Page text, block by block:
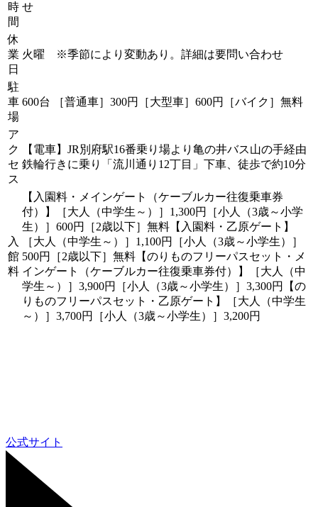
時
間
せ
休
業
日
火曜 ※季節により変動あり。詳細は要問い合わせ
駐
車
場
600台 ［普通車］300円［大型車］600円［バイク］無料
ア
ク
セ
ス
【電車】JR別府駅16番乗り場より亀の井バス山の手経由
鉄輪行きに乗り「流川通り12丁目」下車、徒歩で約10分
入
館
料
【入園料・メインゲート（ケーブルカー往復乗車券
付）】［大人（中学生～）］1,300円［小人（3歳～小学
生）］600円［2歳以下］無料【入園料・乙原ゲート】
［大人（中学生～）］1,100円［小人（3歳～小学生）］
500円［2歳以下］無料【のりものフリーパスセット・メ
インゲート（ケーブルカー往復乗車券付）】［大人（中
学生～）］3,900円［小人（3歳～小学生）］3,300円【の
りものフリーパスセット・乙原ゲート】［大人（中学生
～）］3,700円［小人（3歳～小学生）］3,200円
公式サイト